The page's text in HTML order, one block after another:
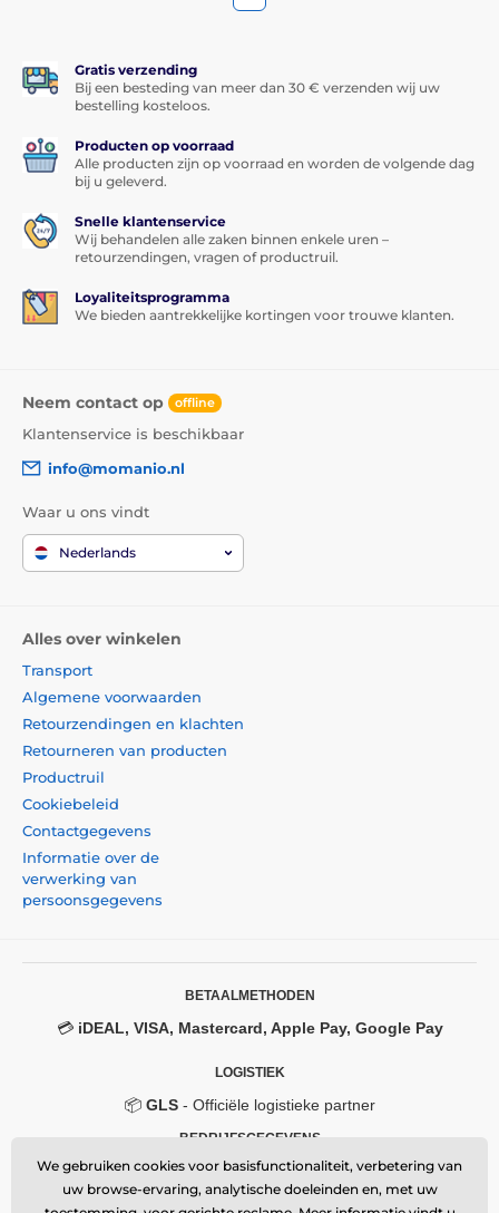
Gratis verzending
Bij een besteding van meer dan 30 € verzenden wij uw
bestelling kosteloos.
Producten op voorraad
Alle producten zijn op voorraad en worden de volgende dag
bij u geleverd.
Snelle klantenservice
Wij behandelen alle zaken binnen enkele uren –
retourzendingen, vragen of productruil.
Loyaliteitsprogramma
We bieden aantrekkelijke kortingen voor trouwe klanten.
Neem contact op offline
Klantenservice is beschikbaar
info@momanio.nl
Waar u ons vindt
Nederlands
Alles over winkelen
Transport
Algemene voorwaarden
Retourzendingen en klachten
Retourneren van producten
Productruil
Cookiebeleid
Contactgegevens
Informatie over de
verwerking van
persoonsgegevens
BETAALMETHODEN
💳 iDEAL, VISA, Mastercard, Apple Pay, Google Pay
LOGISTIEK
📦 GLS- Officiële logistieke partner
BEDRIJFSGEGEVENS
Momanio s.r.o.
Okružní 361/14, 747 18, Píšť, Czech Republic
We gebruiken cookies voor basisfunctionaliteit, verbetering van
uw browse-ervaring, analytische doeleinden en, met uw